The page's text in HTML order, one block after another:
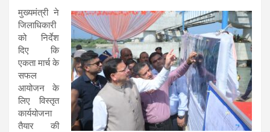
मुख्यमंत्री ने
जिलाधिकारी
को निर्देश
दिए कि
एकता मार्च के
सफल
आयोजन के
लिए विस्तृत
कार्ययोजना
तैयार की